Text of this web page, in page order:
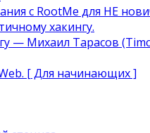
с RootMe для НЕ
хакингу.
— Михаил Тарасов
[ Для начинающих ]